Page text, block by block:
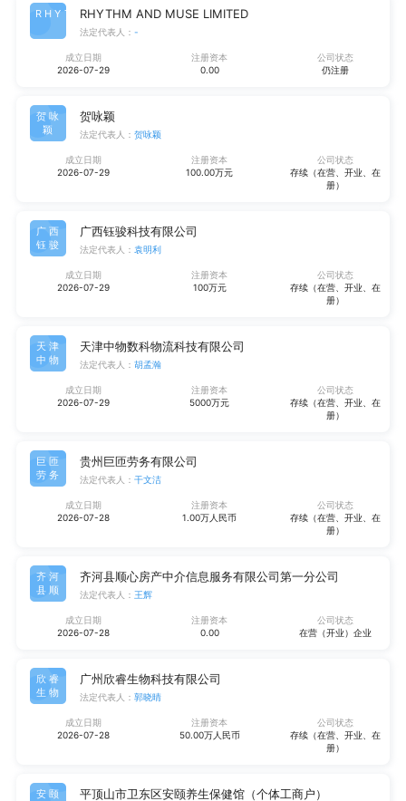
RHYT RHYTHM AND MUSE LIMITED
法定代表人： -
成立日期
2026-07-29
注册资本
0.00
公司状态
仍注册
贺咏
颖
贺咏颖
法定代表人： 贺咏颖
成立日期
2026-07-29
注册资本
100.00万元
公司状态
存续（在营、开业、在
册）
广西
钰骏
广西钰骏科技有限公司
法定代表人： 袁明利
成立日期
2026-07-29
注册资本
100万元
公司状态
存续（在营、开业、在
册）
天津
中物
天津中物数科物流科技有限公司
法定代表人： 胡孟瀚
成立日期
2026-07-29
注册资本
5000万元
公司状态
存续（在营、开业、在
册）
巨匝
劳务
贵州巨匝劳务有限公司
法定代表人： 干文洁
成立日期
2026-07-28
注册资本
1.00万人民币
公司状态
存续（在营、开业、在
册）
齐河
县顺
齐河县顺心房产中介信息服务有限公司第一分公司
法定代表人： 王辉
成立日期
2026-07-28
注册资本
0.00
公司状态
在营（开业）企业
欣睿
生物
广州欣睿生物科技有限公司
法定代表人： 郭晓晴
成立日期
2026-07-28
注册资本
50.00万人民币
公司状态
存续（在营、开业、在
册）
安颐 平顶山市卫东区安颐养生保健馆（个体工商户）